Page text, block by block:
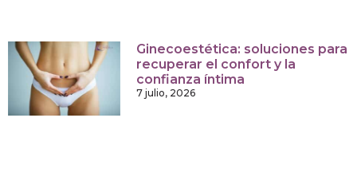
Ginecoestética: soluciones para
recuperar el confort y la
confianza íntima
7 julio, 2026